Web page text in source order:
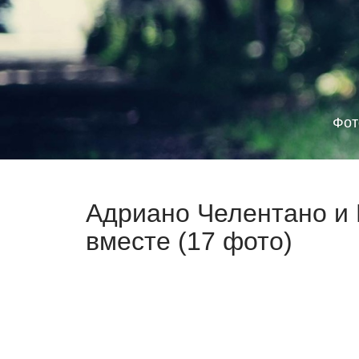
Адриано Челентано
вместе (17 фото)